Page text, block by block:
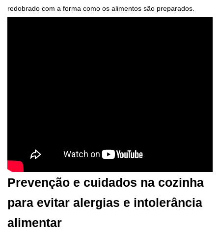
redobrado com a forma como os alimentos são preparados.
Prevenção e cuidados na cozinha
para evitar alergias e intolerância
alimentar